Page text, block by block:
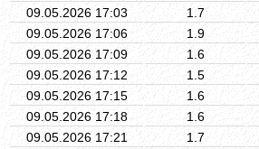
09.05.2026 17:03
1.7
09.05.2026 17:06
1.9
09.05.2026 17:09
1.6
09.05.2026 17:12
1.5
09.05.2026 17:15
1.6
09.05.2026 17:18
1.6
09.05.2026 17:21
1.7